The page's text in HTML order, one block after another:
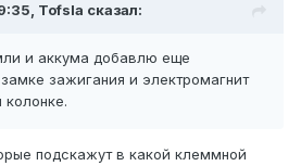
Tofsla сказал:
и аккума добавлю еще
зажигания и электромагнит
колонке.
подскажут в какой клеммной